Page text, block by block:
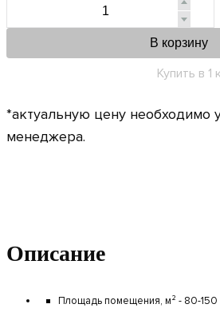
В корзину
Купить в 1
*актуальную цену необходимо
менеджера.
Описание
Площадь помещения, м² - 80-150